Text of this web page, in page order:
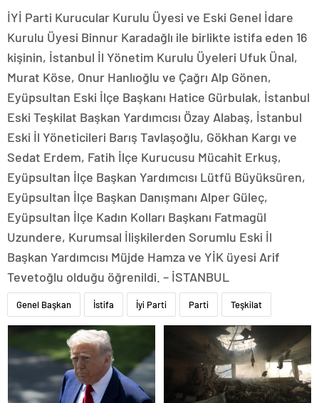
İYİ Parti Kurucular Kurulu Üyesi ve Eski Genel İdare
Kurulu Üyesi Binnur Karadağlı ile birlikte istifa eden 16
kişinin, İstanbul İl Yönetim Kurulu Üyeleri Ufuk Ünal,
Murat Köse, Onur Hanlıoğlu ve Çağrı Alp Gönen,
Eyüpsultan Eski İlçe Başkanı Hatice Gürbulak, İstanbul
Eski Teşkilat Başkan Yardımcısı Özay Alabaş, İstanbul
Eski İl Yöneticileri Barış Tavlaşoğlu, Gökhan Kargı ve
Sedat Erdem, Fatih İlçe Kurucusu Mücahit Erkuş,
Eyüpsultan İlçe Başkan Yardımcısı Lütfü Büyüksüren,
Eyüpsultan İlçe Başkan Danışmanı Alper Güleç,
Eyüpsultan İlçe Kadın Kolları Başkanı Fatmagül
Uzundere, Kurumsal İlişkilerden Sorumlu Eski İl
Başkan Yardımcısı Müjde Hamza ve YİK üyesi Arif
Tevetoğlu olduğu öğrenildi. – İSTANBUL
Genel Başkan İstifa İyi Parti Parti Teşkilat